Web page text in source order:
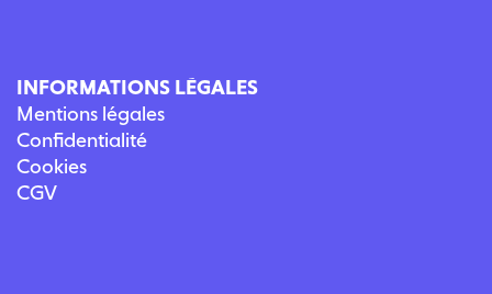
INFORMATIONS LÉGALES
Mentions légales
Confidentialité
Cookies
CGV